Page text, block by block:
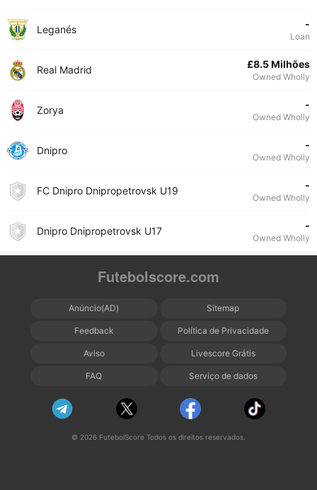
Leganés -
Loan
Real Madrid £8.5 Milhões
Owned Wholly
Zorya -
Owned Wholly
Dnipro -
Owned Wholly
FC Dnipro Dnipropetrovsk U19 -
Owned Wholly
Dnipro Dnipropetrovsk U17 -
Owned Wholly
Futebolscore.com
Anúncio(AD) Sitemap
Feedback Política de Privacidade
Aviso Livescore Grátis
FAQ Serviço de dados
© 2026 FutebolScore Todos os direitos reservados.